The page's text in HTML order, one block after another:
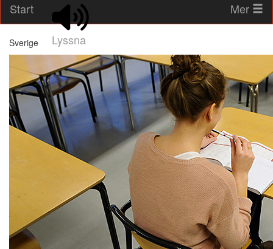
Start
Lyssna
Mer
Sverige